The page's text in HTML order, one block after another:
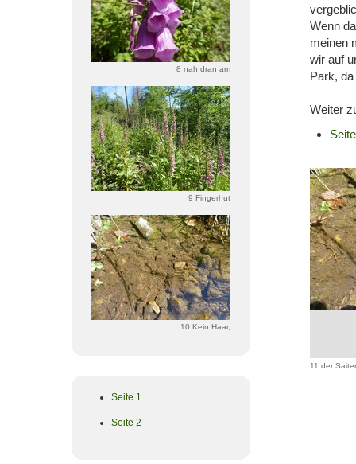
8 nah dran am
9 Fingerhut
10 Kein Haar,
Seite 1
Seite 2
Wenn
meinen
wir auf
Park,
Weiter
11 der